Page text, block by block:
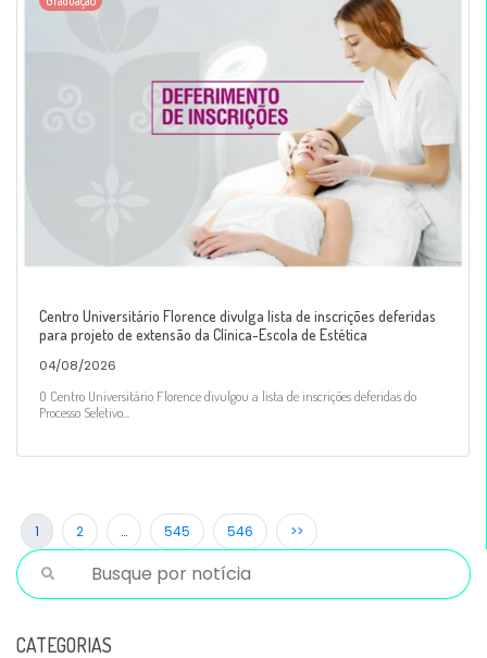
Centro Universitário Florence divulga lista de inscrições deferidas
para projeto de extensão da Clínica-Escola de Estética
04/08/2026
O Centro Universitário Florence divulgou a lista de inscrições deferidas do
Processo Seletivo...
1 2 … 545 546 >>
CATEGORIAS